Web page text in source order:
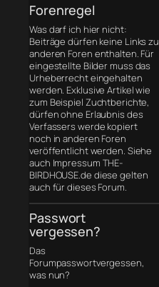
Forenregel
Was darf ich hier nicht:
Beiträge dürfen keine Links zu
anderen Foren enthalten. Für
eingestellte Bilder muss das
Urheberrecht eingehalten
werden. Exklusive Artikel wie
zum Beispiel Zuchtberichte,
dürfen ohne Erlaubnis des
Verfassers werde kopiert
noch in anderen Foren
veröffentlicht werden. Siehe
auch Impressum THE-
BIRDHOUSE.de diese gelten
auch für dieses Forum.
Passwort
vergessen?
Das
Forumpasswortvergessen,
was nun?